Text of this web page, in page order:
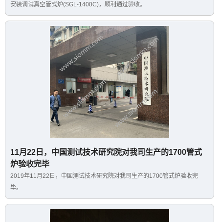
安装调试真空管式炉(SGL-1400C)，顺利通过验收。
11月22日，中国测试技术研究院对我司生产的1700管式
炉验收完毕
2019年11月22日，中国测试技术研究院对我司生产的1700管式炉验收完
毕。